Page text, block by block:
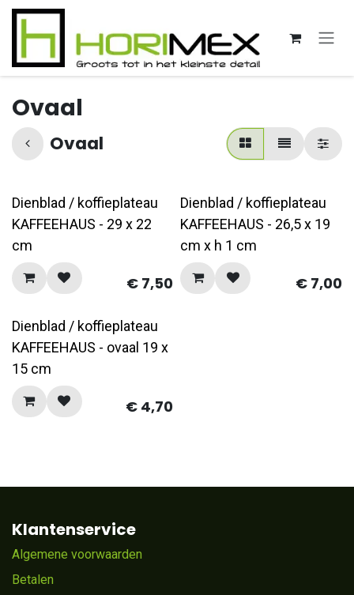
Overslaan naar inhoud
Ovaal
Ovaal
Dienblad / koffieplateau
KAFFEEHAUS - 29 x 22
cm
€ 7,50
Dienblad / koffieplateau
KAFFEEHAUS - 26,5 x 19
cm x h 1 cm
€ 7,00
Dienblad / koffieplateau
KAFFEEHAUS - ovaal 19 x
15 cm
€ 4,70
Klantenservice
Algemene voorwaarden
Betalen